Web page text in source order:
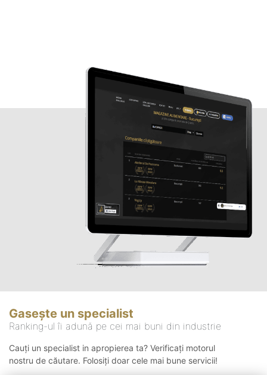
Gasește un specialist
Ranking-ul îi adună pe cei mai buni din industrie
Cauți un specialist in apropierea ta? Verificați motorul
nostru de căutare. Folosiți doar cele mai bune servicii!